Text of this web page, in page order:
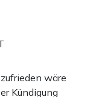
wäre
Kündigung